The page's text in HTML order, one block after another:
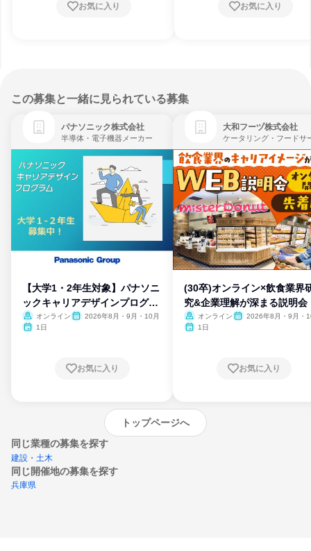
お気に入り お気に入り
この募集と一緒に見られている募集
パナソニック株式会社
半導体・電子機器メーカー
【大学1・2年生対象】パナソニ
ックキャリアデザインプログラ
ム
オンライン
2026年8月・9月・10月
1日
お気に入り
大和フーヅ株式会社
(30卒)オンライン×飲食業界
究&企業理解が深まる説明会
オンライン
2026年8月・9月・
1日
お気に入り
トップページへ
同じ業種の募集を探す
建設・土木
同じ開催地の募集を探す
兵庫県